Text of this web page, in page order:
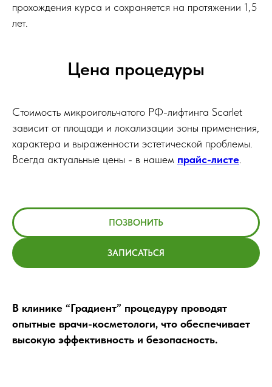
прохождения курса и сохраняется на протяжении 1,5
лет.
Цена процедуры
Стоимость микроигольчатого РФ-лифтинга Scarlet
зависит от площади и локализации зоны применения,
характера и выраженности эстетической проблемы.
Всегда актуальные цены - в нашем прайс-листе.
ПОЗВОНИТЬ
ЗАПИСАТЬСЯ
В клинике “Градиент” процедуру проводят
опытные врачи-косметологи, что обеспечивает
высокую эффективность и безопасность.